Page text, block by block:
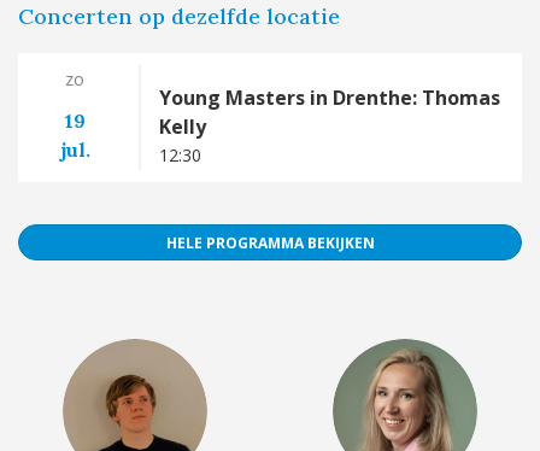
Concerten op dezelfde locatie
zo
19
jul.
Young Masters in Drenthe: Thomas
Kelly
12:30
HELE PROGRAMMA BEKIJKEN